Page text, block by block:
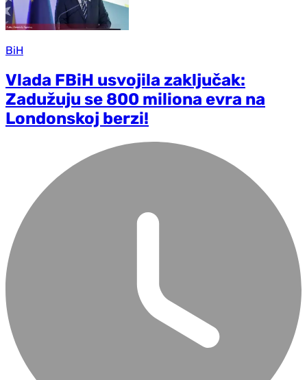
BiH
Vlada FBiH usvojila zaključak:
Zadužuju se 800 miliona evra na
Londonskoj berzi!